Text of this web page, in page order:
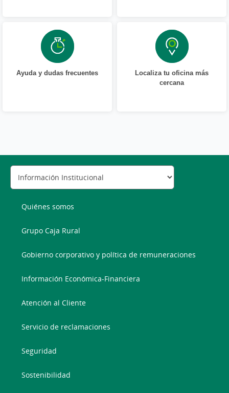
Ayuda y dudas frecuentes
Localiza tu oficina más
cercana
Quiénes somos
Grupo Caja Rural
Gobierno corporativo y política de remuneraciones
Información Económica-Financiera
Atención al Cliente
Servicio de reclamaciones
Seguridad
Sostenibilidad